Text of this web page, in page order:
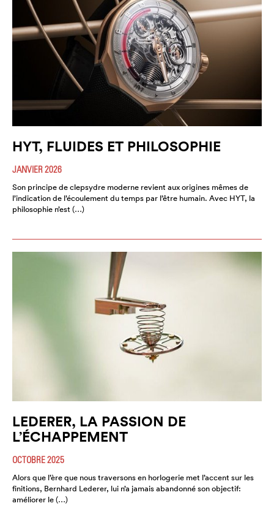
HYT, FLUIDES ET PHILOSOPHIE
JANVIER 2026
Son principe de clepsydre moderne revient aux origines mêmes de
l’indication de l’écoulement du temps par l’être humain. Avec HYT, la
philosophie n’est (…)
LEDERER, LA PASSION DE
L’ÉCHAPPEMENT
OCTOBRE 2025
Alors que l’ère que nous traversons en horlogerie met l’accent sur les
finitions, Bernhard Lederer, lui n’a jamais abandonné son objectif:
améliorer le (…)